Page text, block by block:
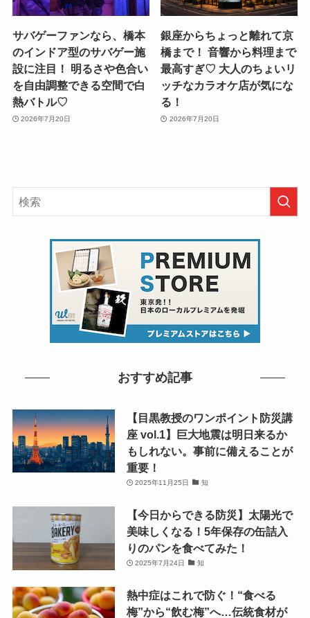
サバゲーファンなら、橋本
のインドア型のサバゲー施
設に注目！ 明るさや色合い
を自由調整できる空間で白
熱バトル♡
2026年7月20日
銀座からちょっと離れて京
橋まで！ 音響から料理まで
最高すぎ♡ 大人のちょいリ
ッチなカラオケ店が気にな
る！
2026年7月20日
おすすめ記事
【目黒教授のワンポイント防災講
座 vol.1】巨大地震は明日来るか
もしれない。事前に備えることが
重要！
2025年11月25日 知
【今日からできる防災】太陽光で
美味しくなる！5年保存の缶詰入
りのパンを食べてみた！
2025年7月24日 知
熱中症はこれで防ぐ！“食べる
梅”から“飲む梅”へ…伝統食材が